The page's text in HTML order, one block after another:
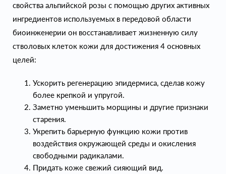
свойства альпийской розы с помощью других активных
ингредиентов используемых в передовой области
биоинженерии он восстанавливает жизненную силу
стволовых клеток кожи для достижения 4 основных
целей:
Ускорить регенерацию эпидермиса, сделав кожу
более крепкой и упругой.
Заметно уменьшить морщины и другие признаки
старения.
Укрепить барьерную функцию кожи против
воздействия окружающей среды и окисления
свободными радикалами.
Придать коже свежий сияющий вид.